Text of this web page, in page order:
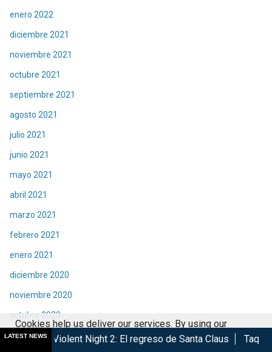
enero 2022
diciembre 2021
noviembre 2021
octubre 2021
septiembre 2021
agosto 2021
julio 2021
junio 2021
mayo 2021
abril 2021
marzo 2021
febrero 2021
enero 2021
diciembre 2020
noviembre 2020
octubre 2020
septiembre 2020
LATEST NEWS
Night 2: El regreso de Santa Claus Taquilla | Éxito de
Cookies help us deliver our services. By using our
services, you agree to our use of cookies.
Got it